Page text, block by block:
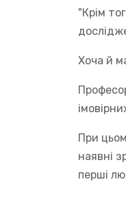
"Крім
Хоча й
При
наявні
перші